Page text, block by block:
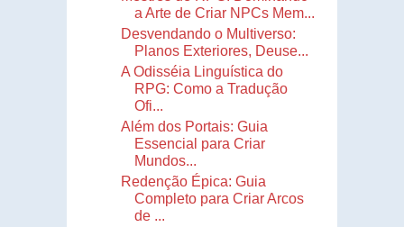
a Arte de Criar NPCs Mem...
Desvendando o Multiverso:
Planos Exteriores, Deuse...
A Odisséia Linguística do
RPG: Como a Tradução
Ofi...
Além dos Portais: Guia
Essencial para Criar
Mundos...
Redenção Épica: Guia
Completo para Criar Arcos
de ...